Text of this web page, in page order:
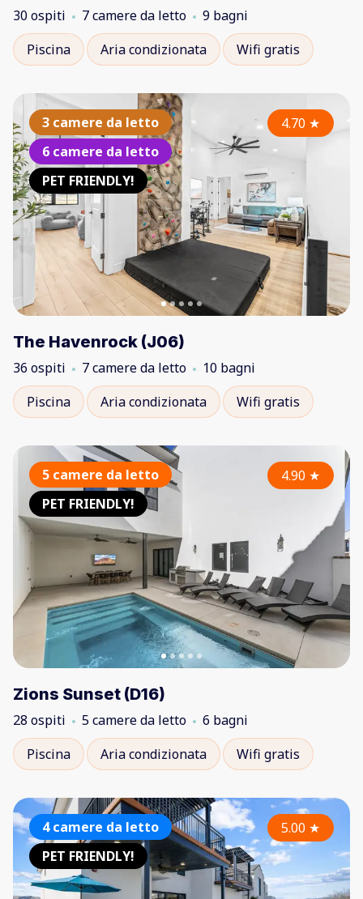
30 ospiti 7 camere da letto
9 bagni
Piscina
Aria condizionata Wifi gratis
3 camere da letto
6 camere da letto
PET FRIENDLY!
4.70★
The Havenrock (J06)
36 ospiti 7 camere da letto
10 bagni
Piscina
Aria condizionata Wifi gratis
5 camere da letto
PET FRIENDLY!
4.90★
Zions Sunset (D16)
28 ospiti 5 camere da letto
6 bagni
Piscina
Aria condizionata Wifi gratis
4 camere da letto
PET FRIENDLY!
5.00★